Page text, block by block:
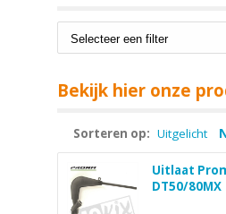
Bekijk hier onze
Sorteren op: Uitgelicht
Uitlaat
DT50/80MX